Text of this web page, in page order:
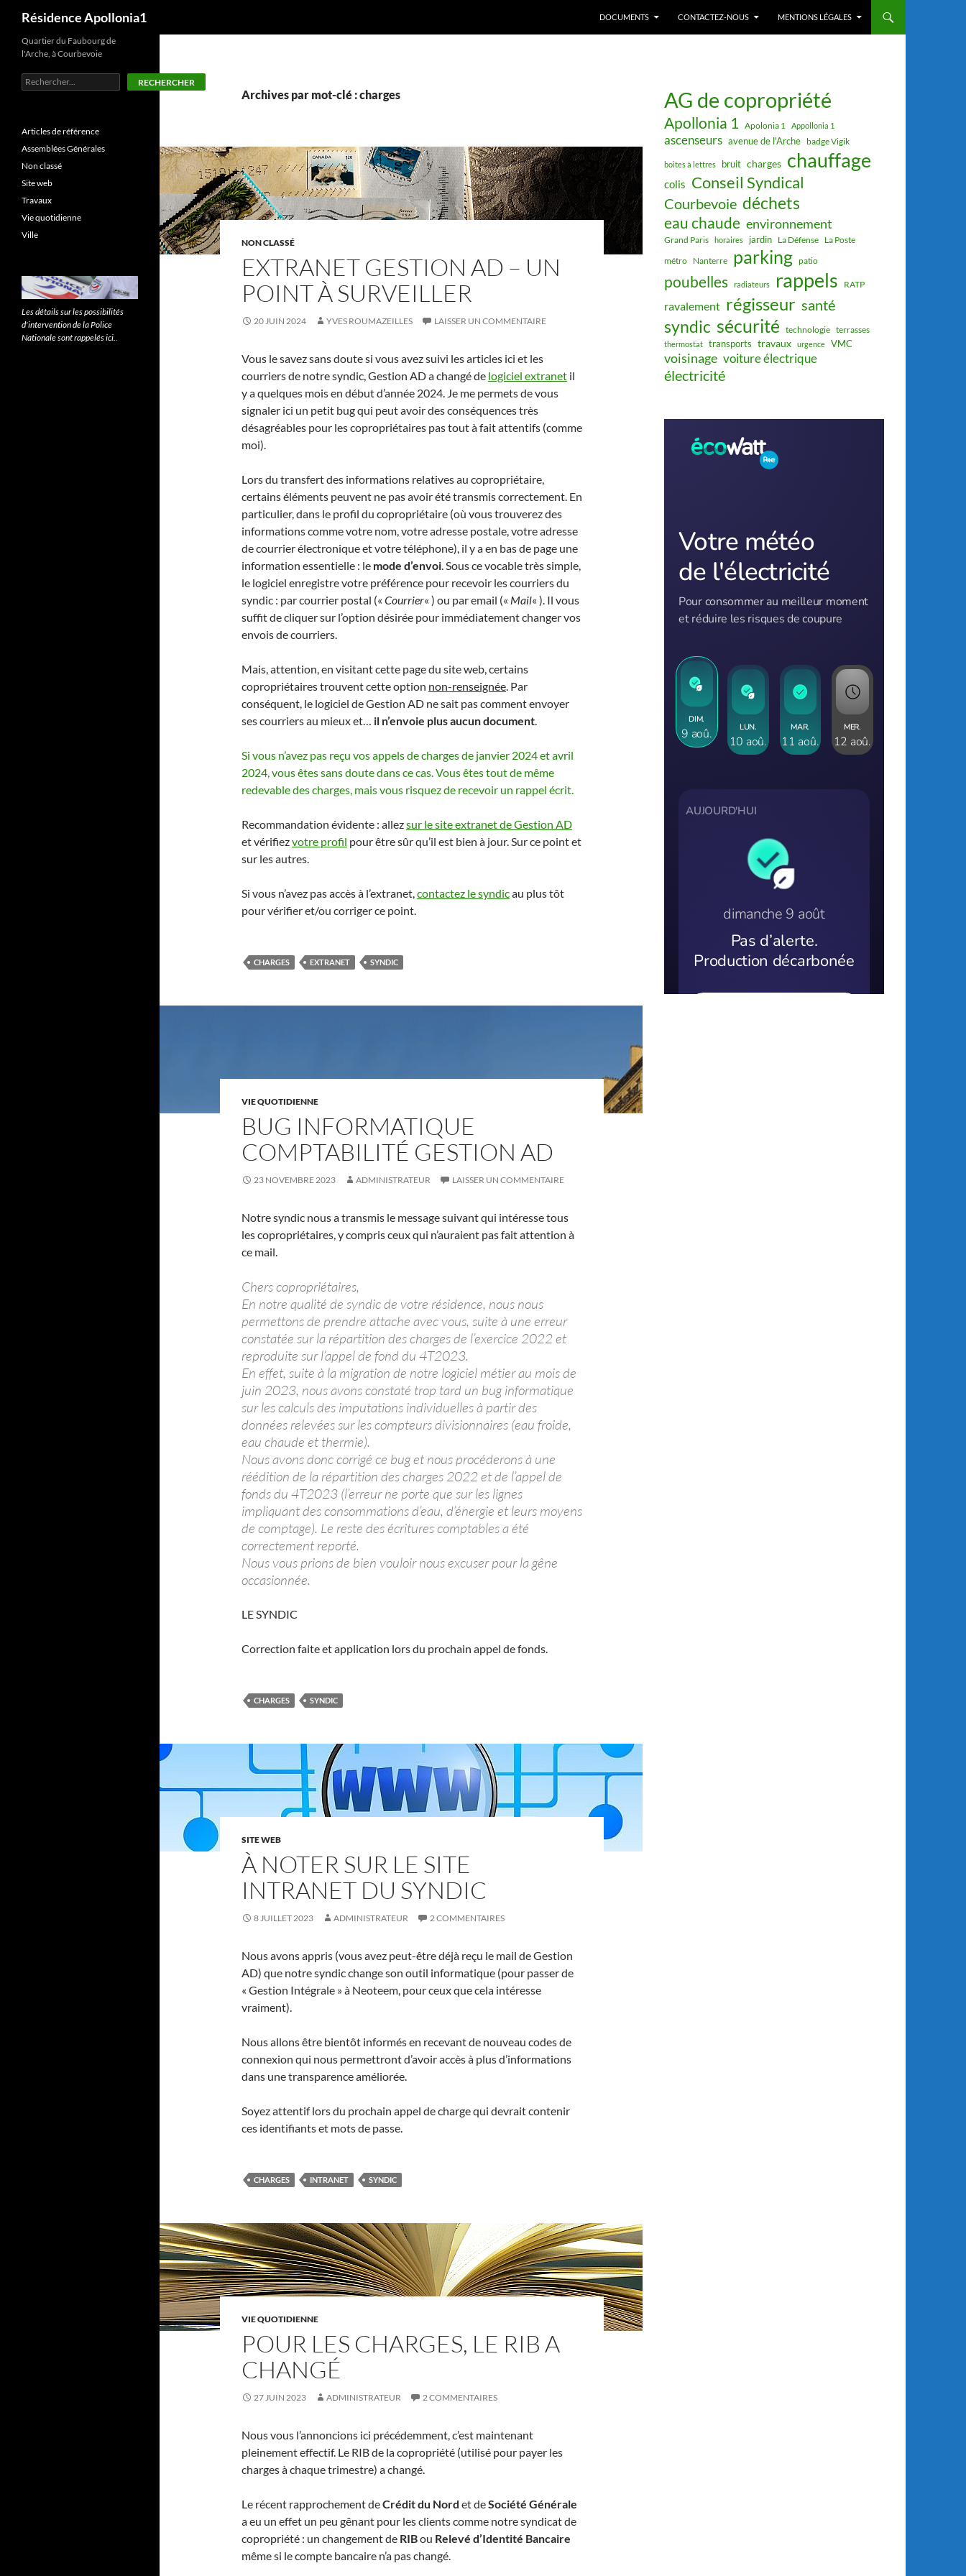
Aller
contenu
Résidence Apollonia1 DOCUMENTS CONTACTEZ-NOUS MENTIONS LÉGALES
Archives par mot-clé : charges
NON CLASSÉ
EXTRANET GESTION AD – UN
POINT À SURVEILLER
20 JUIN 2024 YVES ROUMAZEILLES LAISSER UN COMMENTAIRE
Vous le savez sans doute si vous avez suivi les articles ici et les
courriers de notre syndic, Gestion AD a changé de logiciel extranet il
y a quelques mois en début d’année 2024. Je me permets de vous
signaler ici un petit bug qui peut avoir des conséquences très
désagréables pour les copropriétaires pas tout à fait attentifs (comme
moi).
Lors du transfert des informations relatives au copropriétaire,
certains éléments peuvent ne pas avoir été transmis correctement. En
particulier, dans le profil du copropriétaire (où vous trouverez des
informations comme votre nom, votre adresse postale, votre adresse
de courrier électronique et votre téléphone), il y a en bas de page une
information essentielle : le mode d’envoi. Sous ce vocable très simple,
le logiciel enregistre votre préférence pour recevoir les courriers du
syndic : par courrier postal (« Courrier« ) ou par email (« Mail« ). Il vous
suffit de cliquer sur l’option désirée pour immédiatement changer vos
envois de courriers.
Mais, attention, en visitant cette page du site web, certains
copropriétaires trouvent cette option non-renseignée. Par
conséquent, le logiciel de Gestion AD ne sait pas comment envoyer
ses courriers au mieux et… il n’envoie plus aucun document.
Si vous n’avez pas reçu vos appels de charges de janvier 2024 et avril
2024, vous êtes sans doute dans ce cas. Vous êtes tout de même
redevable des charges, mais vous risquez de recevoir un rappel écrit.
Recommandation évidente : allezsur le site extranet de Gestion AD
et vérifiezvotre profil pour être sûr qu’il est bien à jour. Sur ce point et
sur les autres.
Si vous n’avez pas accès à l’extranet,contactez le syndicau plus tôt
pour vérifier et/ou corriger ce point.
CHARGES EXTRANET SYNDIC
VIE QUOTIDIENNE
BUG INFORMATIQUE
COMPTABILITÉ GESTION AD
23 NOVEMBRE 2023 ADMINISTRATEUR LAISSER UN COMMENTAIRE
Notre syndic nous a transmis le message suivant qui intéresse tous
les copropriétaires, y compris ceux qui n’auraient pas fait attention à
ce mail.
Chers copropriétaires,
En notre qualité de syndic de votre résidence, nous nous
permettons de prendre attache avec vous, suite à une erreur
constatée sur la répartition des charges de l’exercice 2022 et
reproduite sur l’appel de fond du 4T2023.
En effet, suite à la migration de notre logiciel métier au mois de
juin 2023, nous avons constaté trop tard un bug informatique
sur les calculs des imputations individuelles à partir des
données relevées sur les compteurs divisionnaires (eau froide,
eau chaude et thermie).
Nous avons donc corrigé ce bug et nous procéderons à une
réédition de la répartition des charges 2022 et de l’appel de
fonds du 4T2023 (l’erreur ne porte que sur les lignes
impliquant des consommations d’eau, d’énergie et leurs moyens
de comptage). Le reste des écritures comptables a été
correctement reporté.
Nous vous prions de bien vouloir nous excuser pour la gêne
occasionnée.
LE SYNDIC
Correction faite et application lors du prochain appel de fonds.
CHARGES SYNDIC
SITE WEB
À NOTER SUR LE SITE
INTRANET DU SYNDIC
8 JUILLET 2023 ADMINISTRATEUR 2 COMMENTAIRES
Nous avons appris (vous avez peut-être déjà reçu le mail de Gestion
AD) que notre syndic change son outil informatique (pour passer de
« Gestion Intégrale » à Neoteem, pour ceux que cela intéresse
vraiment).
Nous allons être bientôt informés en recevant de nouveau codes de
connexion qui nous permettront d’avoir accès à plus d’informations
dans une transparence améliorée.
Soyez attentif lors du prochain appel de charge qui devrait contenir
ces identifiants et mots de passe.
CHARGES INTRANET SYNDIC
VIE QUOTIDIENNE
POUR LES CHARGES, LE RIB A
CHANGÉ
27 JUIN 2023 ADMINISTRATEUR 2 COMMENTAIRES
Nous vous l’annoncions ici précédemment, c’est maintenant
pleinement effectif. Le RIB de la copropriété (utilisé pour payer les
charges à chaque trimestre) a changé.
Le récent rapprochement deCrédit du Nord et deSociété Générale
a eu un effet un peu gênant pour les clients comme notre syndicat de
copropriété : un changement de RIBou Relevé d’Identité Bancaire
même si le compte bancaire n’a pas changé.
AG de copropriété
Apollonia 1 Apolonia 1 Appollonia 1
ascenseurs avenue de l'Arche badge Vigik
boites à lettres bruit charges chauffage
colis Conseil Syndical
Courbevoie déchets
eau chaude environnement
Grand Paris horaires jardin La Défense La Poste
métro Nanterre parking patio
poubelles radiateurs rappels RATP
ravalement régisseur santé
syndic sécurité technologie terrasses
thermostat transports travaux urgence VMC
voisinage voiture électrique
électricité
Quartier du Faubourg de
l'Arche, à Courbevoie
Rechercher RECHERCHER
Articles de référence
Assemblées Générales
Non classé
Site web
Travaux
Vie quotidienne
Ville
Les détails sur les possibilités
d'intervention de la Police
Nationale sont rappelés ici..